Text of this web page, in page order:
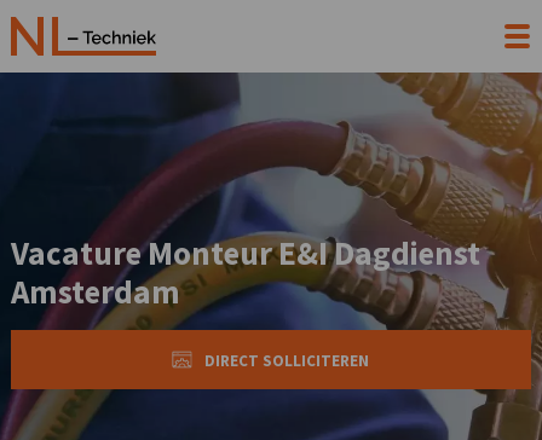
Vacature Monteur E&I Dagdienst
Amsterdam
DIRECT SOLLICITEREN